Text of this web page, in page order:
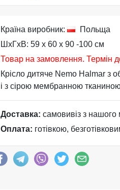
Країна виробник:
Польща
ШхГхВ: 59 x 60 x 90 -100 см
Товар на замовлення. Термін
Крісло дитяче Nemo Halmar з
і з сірою мембранною
Доставка: самовивіз з
Оплата: готівкою,